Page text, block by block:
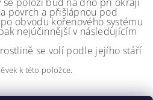
povrch a přišlápnou pod
obvodu kořenového systému
nejúčinnější v následujícím
se volí podle jejího stáří
k této položce.